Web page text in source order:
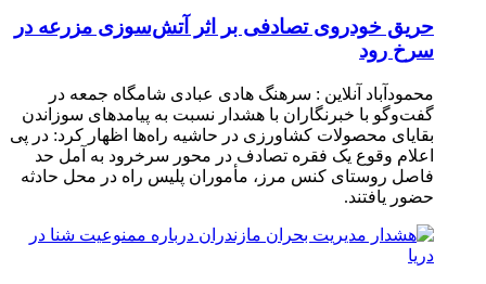
حریق خودروی تصادفی بر اثر آتش‌سوزی مزرعه در
سرخ رود
محمودآباد آنلاین : سرهنگ هادی عبادی شامگاه جمعه در
گفت‌وگو با خبرنگاران با هشدار نسبت به پیامدهای سوزاندن
بقایای محصولات کشاورزی در حاشیه راه‌ها اظهار کرد: در پی
اعلام وقوع یک فقره تصادف در محور سرخرود به آمل حد
فاصل روستای کنس مرز، مأموران پلیس راه در محل حادثه
حضور یافتند.